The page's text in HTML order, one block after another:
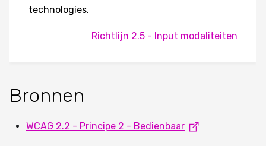
technologies.
Richtlijn 2.5 - Input modaliteiten
Bronnen
WCAG 2.2 - Principe 2 - Bedienbaar